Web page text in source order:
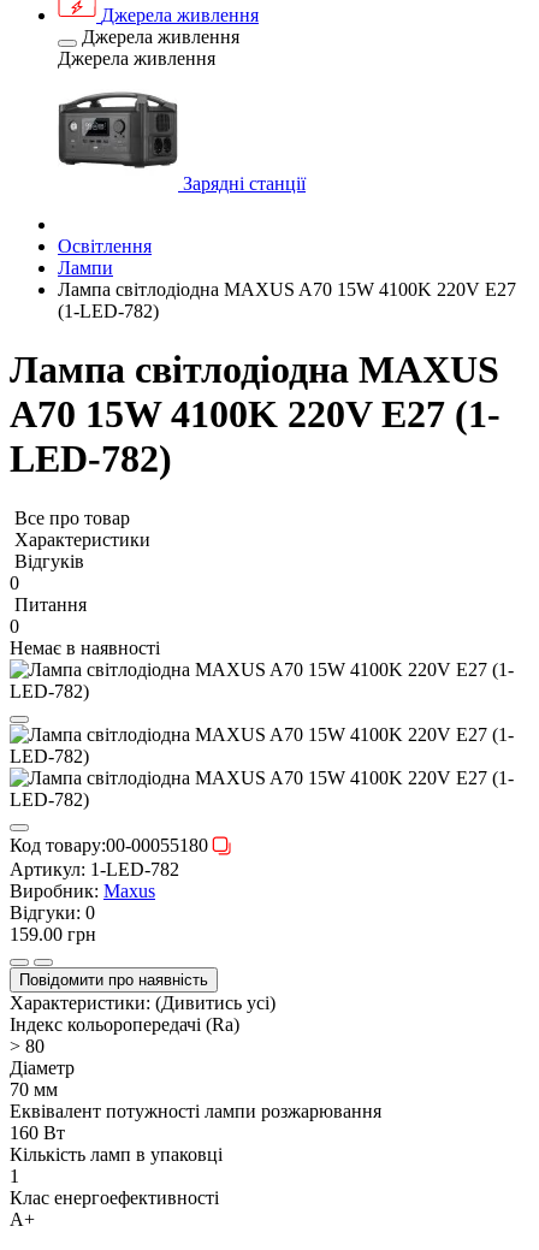
Джерела живлення
Джерела живлення
Джерела живлення
Зарядні станції
Освітлення
Лампи
Лампа світлодіодна MAXUS A70 15W 4100K 220V E27
(1-LED-782)
Лампа світлодіодна MAXUS
A70 15W 4100K 220V E27 (1-
LED-782)
Все про товар
Характеристики
Відгуків
0
Питання
0
Немає в наявності
Код товару:00-00055180
Артикул: 1-LED-782
Виробник: Maxus
Відгуки: 0
159.00 грн
Повідомити про наявність
Характеристики: (Дивитись усі)
Індекс кольоропередачі (Ra)
> 80
Діаметр
70 мм
Еквівалент потужності лампи розжарювання
160 Вт
Кількість ламп в упаковці
1
Клас енергоефективності
A+